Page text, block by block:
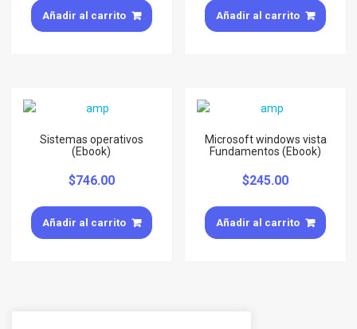
Añadir al carrito Añadir al carrito
Sistemas operativos
(Ebook)
$746.00
Añadir al carrito
Microsoft windows vista
Fundamentos (Ebook)
$245.00
Añadir al carrito